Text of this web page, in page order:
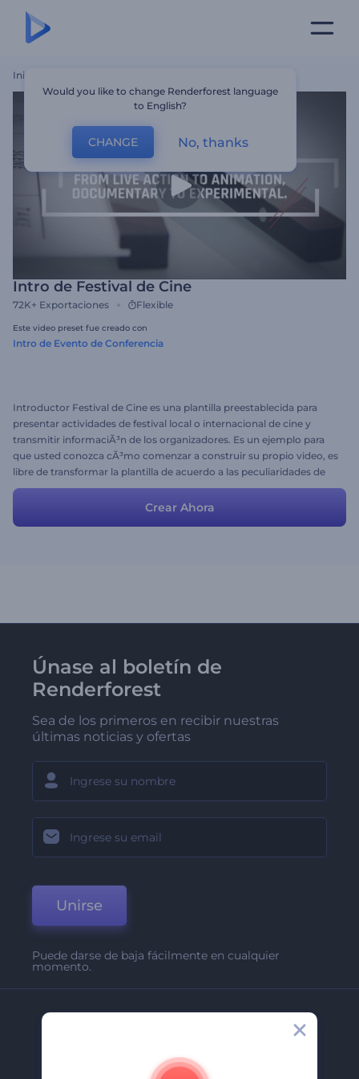
Inicio
Intro de Festival de Cine
72K+ Exportaciones Flexible
Este video preset fue creado con
Intro de Evento de Conferencia
Introductor Festival de Cine es una plantilla preestablecida para
presentar actividades de festival local o internacional de cine y
transmitir informaciÃ³n de los organizadores. Es un ejemplo para
que usted conozca cÃ³mo comenzar a construir su propio video, es
libre de transformar la plantilla de acuerdo a las peculiaridades de
su programa.
Crear Ahora
Únase al boletín de
Renderforest
Sea de los primeros en recibir nuestras
últimas noticias y ofertas
Unirse
Puede darse de baja fácilmente en cualquier
momento.
Would you like to change Renderforest language
to English?
CHANGE No, thanks